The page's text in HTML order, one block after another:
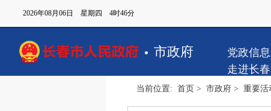
2026年08月06日 星期四 4时46分
市政府 党政信息
走进长春
当前位置:首页 >市政府 >重要活